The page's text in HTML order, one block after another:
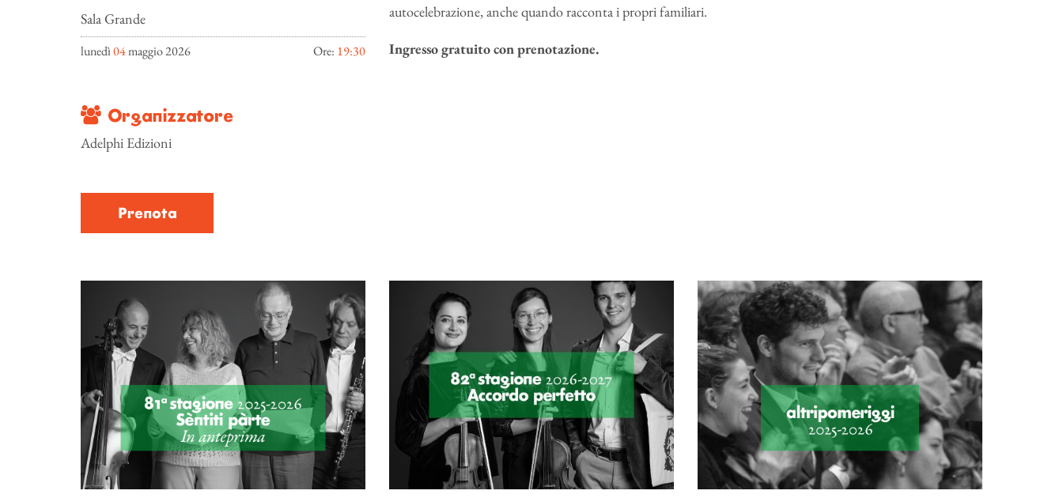
Sala Grande
lunedì04maggio 2026 Ore: 19:30
Organizzatore
Adelphi Edizioni
Prenota
autocelebrazione, anche quando racconta i propri familiari.
Ingresso gratuito con prenotazione.